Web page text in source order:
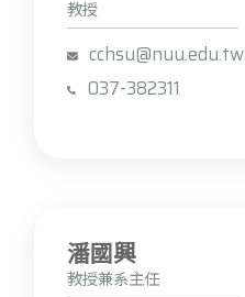
教授
cchsu@nuu.edu.tw
037-382311
潘國興
教授兼系主任